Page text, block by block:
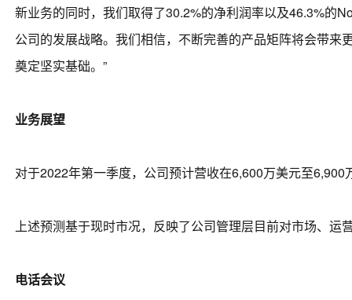
新业务的同时，我们取得了30.2%的净利润率以及46.3%的
公司的发展战略。我们相信，不断完善的产品矩阵将会带
奠定坚实基础。”
业务展望
对于2022年第一季度，公司预计营收在6,600万美元至6,900
上述预测基于现时市况，反映了公司管理层目前对市场、
电话会议